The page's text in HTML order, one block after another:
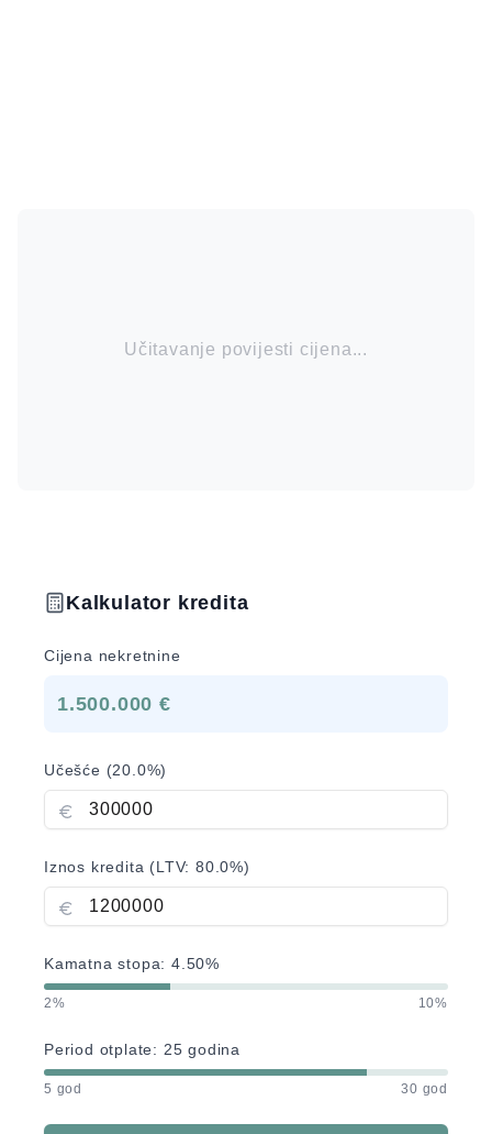
Učitavanje povijesti cijena...
Kalkulator kredita
Cijena nekretnine
1.500.000 €
Učešće (20.0%)
Iznos kredita (LTV:80.0%)
Kamatna stopa:4.50%
2% 10%
Period otplate: 25 godina
5 god 30 god